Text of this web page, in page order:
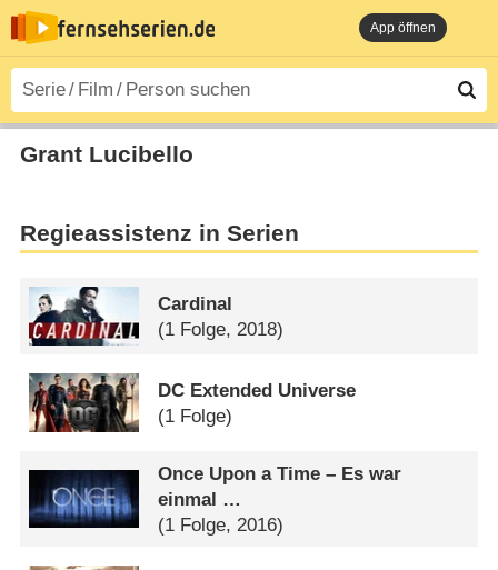
App öffnen
Grant Lucibello
Regieassistenz in Serien
Cardinal
(1 Folge, 2018)
DC Extended Universe
(1 Folge)
Once Upon a Time – Es war
einmal …
(1 Folge, 2016)